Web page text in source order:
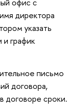
офис с
директора
указать
и график
письмо
договора,
договоре сроки.